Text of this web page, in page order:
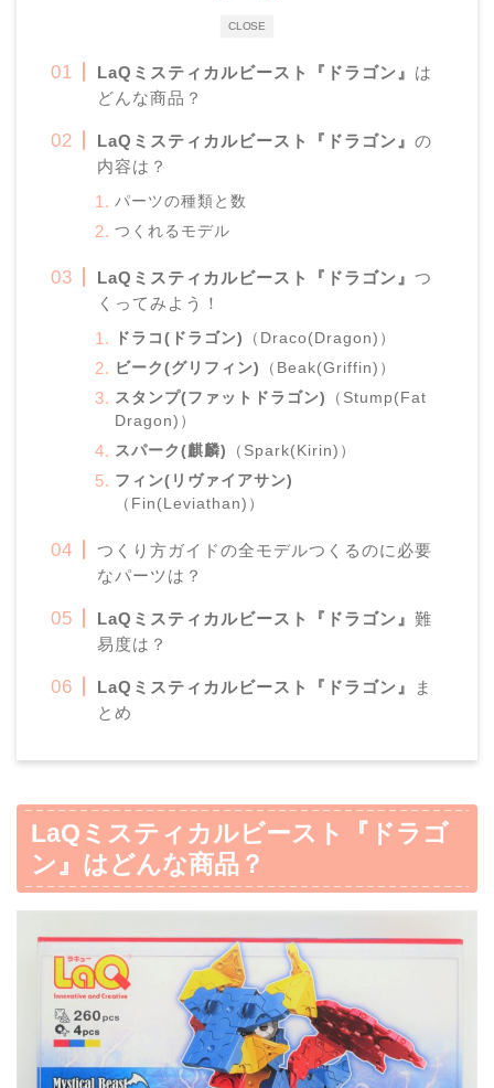
CLOSE
LaQミスティカルビースト『ドラゴン』 は
どんな商品？
LaQミスティカルビースト『ドラゴン』の
内容は？
パーツの種類と数
つくれるモデル
LaQミスティカルビースト『ドラゴン』 つ
くってみよう！
ドラコ(ドラゴン)
（Draco(Dragon)）
ビーク(グリフィン)
（Beak(Griffin)）
スタンプ(ファットドラゴン)
（Stump(Fat
Dragon)）
スパーク(麒麟)
（Spark(Kirin)）
フィン(リヴァイアサン)
（Fin(Leviathan)）
つくり方ガイドの全モデルつくるのに必要
なパーツは？
LaQミスティカルビースト『ドラゴン』難
易度は？
LaQミスティカルビースト『ドラゴン』
ま
とめ
LaQミスティカルビースト『ドラゴ
ン』 はどんな商品？